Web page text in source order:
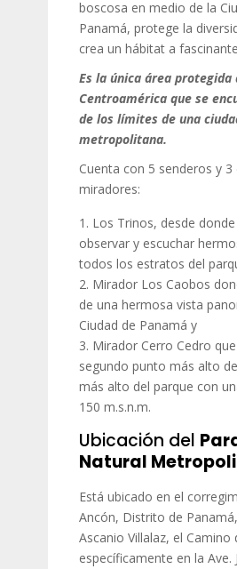
boscosa en medio de la
Panamá, protege la
crea un hábitat a
Es la única área protegida
Centroamérica que se
de los límites de una
metropolitana.
Cuenta con 5 senderos y 3
miradores:
Los Trinos, desde
observar y escuchar
todos los estratos del
Mirador Los Caobos
de una hermosa vista
Ciudad de Panamá y
Mirador Cerro Cedro
segundo punto más alto
más alto del parque con
150 m.s.n.m.
Ubicación del
Natural
Está ubicado en el
Ancón, Distrito de
Ascanio Villalaz, el Camino
específicamente en la Ave.